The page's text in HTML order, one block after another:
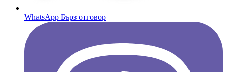
WhatsApp Бърз отговор